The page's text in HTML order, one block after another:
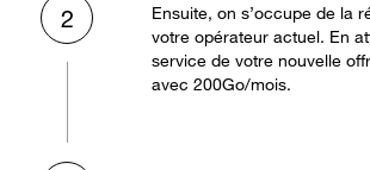
2
Ensuite, on s’occupe de la
votre opérateur actuel. En
service de votre nouvelle
avec 200Go/mois.